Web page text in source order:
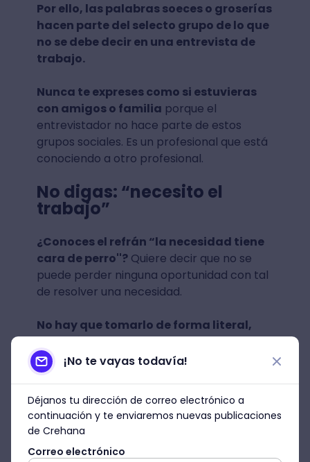
Por ello, las palabras soeces o groserías
hacen parte del selecto grupo de lo que
no se debe decir en una entrevista de
trabajo.
Nunca te expreses como si estuvieras
con amigos o familia porque el
entrevistador no hace parte de estos
grupos sociales. Es un profesional que está
conociendo a otro profesional.
No digas: “necesito el
trabajo”
¿Conoces el refrán “la necesidad tiene
cara de perro''?Quiere decir que no se
puede perder ninguna oportunidad con tal
de resolver una necesidad.
No hay que tomarlo de forma literal,
pero, sí es habitual que las personas
“rueguen” con tal de tener trabajo.
trabajo” o “realmente quiero el
trabajo”, le permite ver al reclutador
estarías postulándote porque sí y nada
¡No te vayas todavía!
Déjanos tu dirección de correo electrónico a
continuación y te enviaremos nuevas publicaciones
de Crehana
Correo electrónico